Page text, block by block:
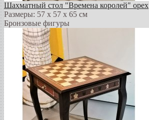
Шахматный стол "Времена королей" орех
Размеры: 57 х 57 х 65 см
Бронзовые фигуры